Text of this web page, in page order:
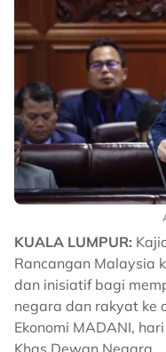
KUALA LUMPUR:
Rancangan Malaysia
dan inisiatif bagi
negara dan rakyat ke
Ekonomi MADANI,